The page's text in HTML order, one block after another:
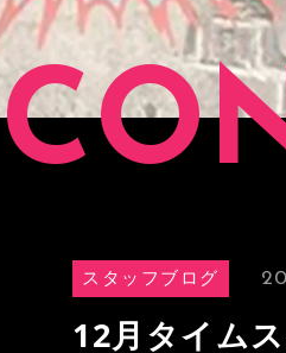
スタッフブログ
12月タイム